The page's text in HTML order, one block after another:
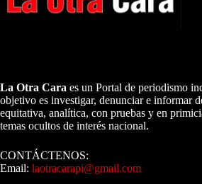
La Otra Cara es un Portal de periodismo
objetivo es investigar, denunciar e informar
equitativa, analítica, con pruebas y en
temas ocultos de interés nacional.
CONTÁCTENOS:
Email: laotracarapi@gmail.com